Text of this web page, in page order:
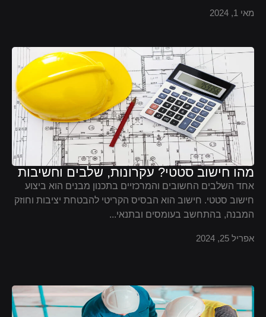
מאי 1, 2024
מהו חישוב סטטי? עקרונות, שלבים וחשיבות
אחד השלבים החשובים והמרכזיים בתכנון מבנים הוא ביצוע
חישוב סטטי. חישוב הוא הבסיס הקריטי להבטחת יציבות וחוזק
המבנה, בהתחשב בעומסים ובתנאי...
אפריל 25, 2024